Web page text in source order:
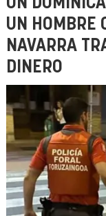
UN HOMBRE
NAVARRA
DINERO